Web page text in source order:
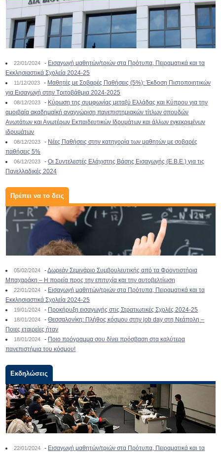
22/01/2024 - Εισαγωγή μαθητών/τριών στα Πρότυπα, Πειραματικά και τα
Εκκλησιαστικά Σχολεία 2024-25
11/12/2023 - Μαθητές με Σοβαρές Παθήσεις (5%): Έκδοση Πιστοποιητικών
για Εισαγωγή στην Τριτοβάθμια 2024-2025
08/12/2023 - Κύρωση της συμφωνίας μεταξύ Ελλάδας και Κύπρου για την
αμοιβαία ακαδημαϊκή αναγνώριση πανεπιστημιακών τίτλων σπουδών
Ανωτάτων και Ανωτέρων Εκπαιδευτικών Ιδρυμάτων και άλλων εγκεκριμένων
ιδρυμάτων
08/12/2023 - Νέες Παθήσεις στην κατηγορία των μαθητών με σοβαρές
παθήσεις 5%
06/12/2023 -Οι Συντελεστές Ελάχιστης Βάσης Εισαγωγής (Ε.Β.Ε.) για τις
Πανελλαδικές 2024
Πρέπει να το δεις
05/02/2024 -Δωρεάν Σεμινάριο Συμβουλευτικής από τα Φροντιστήρια
Μπαχαράκη – Η πορεία προς την επιτυχία και την αυτοβελτίωση
22/01/2024 - Εισαγωγή μαθητών/τριών στα Πρότυπα, Πειραματικά και τα
Εκκλησιαστικά Σχολεία 2024-25
19/01/2024 - Προκήρυξη εισαγωγής στις Στρατιωτικές Σχολές 2024-25
18/01/2024 -Θεσσαλονίκη: Πλήθος κόσμου στην job day στη Νεάπολη –
Ποιες εταιρείες ήταν
18/01/2024 - Ποιο πρόγραμμα σου δίνει πρόσβαση στα καλύτερα
πανεπιστήμια του κόσμου!
Εκδηλώσεις
22/01/2024 - Εισαγωγή μαθητών/τριών στα Πρότυπα, Πειραματικά και τα